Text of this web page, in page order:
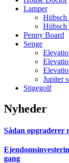
Lamper
Hübsch
Hübsch
Penny Board
Senge
Jupiter
Stigegolf
Nyheder
Sådan opgraderer
gang